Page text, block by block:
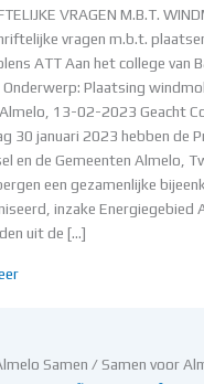
VRAGEN M.B.T.
vragen m.b.t.
ATT Aan het college van
Onderwerp: Plaatsing
13-02-2023 Geacht
30 januari 2023 hebben de
en de Gemeenten Almelo,
een gezamenlijke
inzake Energiegebied
uit de […]
about SCHRIFTELIJKE
Samen / Samen voor